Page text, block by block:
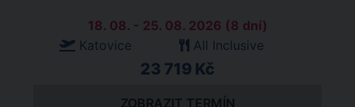
18. 08. - 25. 08. 2026 (8 dní)
Katovice
All Inclusive
23 719 Kč
ZOBRAZIT TERMÍN